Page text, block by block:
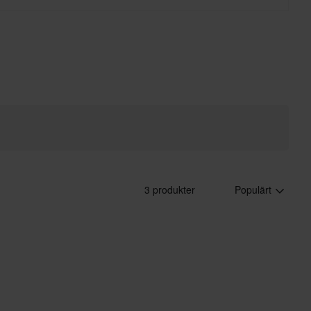
3 produkter Populärt